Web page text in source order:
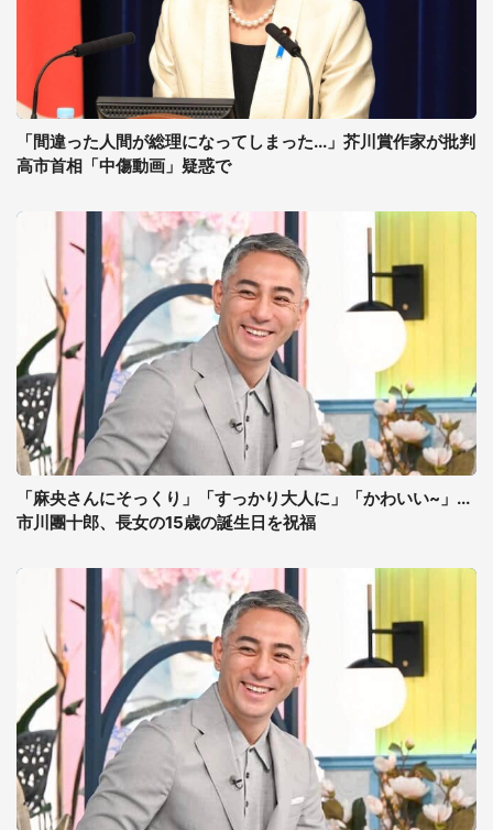
「間違った人間が総理になってしまった...」芥川賞作家が批判
高市首相「中傷動画」疑惑で
「麻央さんにそっくり」「すっかり大人に」「かわいい~」...
市川團十郎、長女の15歳の誕生日を祝福